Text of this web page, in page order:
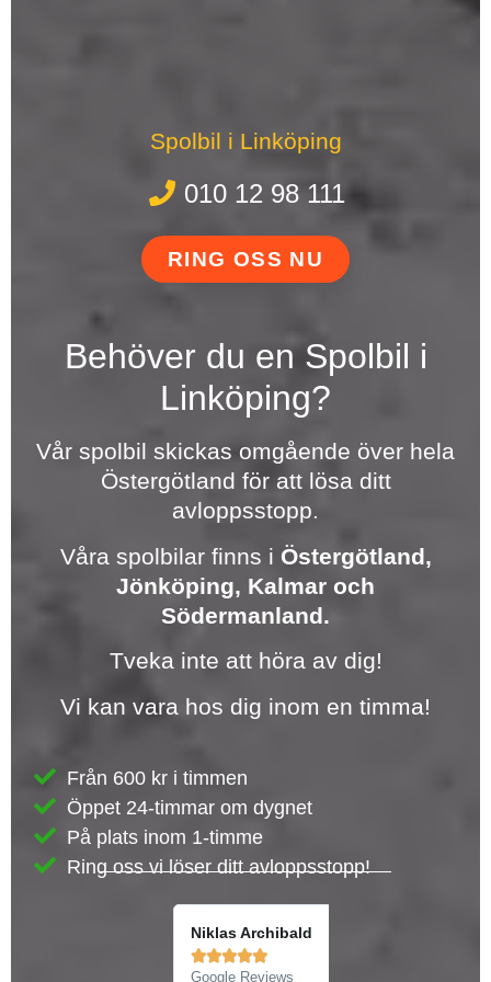
Spolbil i Linköping
010 12 98 111
RING OSS NU
Behöver du en Spolbil i
Linköping?
Vår spolbil skickas omgående över hela
Östergötland för att lösa ditt
avloppsstopp.
Våra spolbilar finns i Östergötland,
Jönköping, Kalmar och
Södermanland.
Tveka inte att höra av dig!
Vi kan vara hos dig inom en timma!
Från 600 kr i timmen
Öppet 24-timmar om dygnet
På plats inom 1-timme
Ring oss vi löser ditt avloppsstopp!
Niklas Archibald

Google Reviews